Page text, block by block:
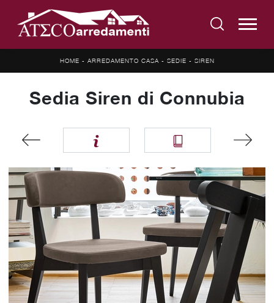
HOME - ARREDAMENTO CASA - SEDIE - SIREN
Sedia Siren di Connubia